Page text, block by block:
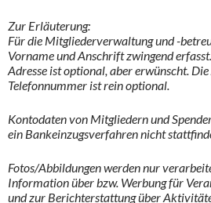
Zur Erläuterung:
Für die Mitgliederverwaltung und -
Vorname und Anschrift zwingend
Adresse ist optional, aber erwünscht.
Telefonnummer ist rein optional.
Kontodaten von Mitgliedern und
ein Bankeinzugsverfahren nicht
Fotos/Abbildungen werden nur
Information über bzw. Werbung für
und zur Berichterstattung über